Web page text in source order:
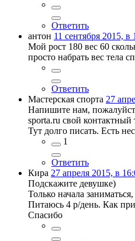
Ответить
антон 11 сентября 2015, в
Мой рост 180 вес 60
просто набрать вес тела
Ответить
Мастерская спорта 27
Напишите нам,
sporta.ru свой
Тут долго писать. Есть
1
Ответить
Кира 27 апреля 2015, в
Подскажите девушке)
Только начала
Питаюсь 4 р/день. Как
Спасибо